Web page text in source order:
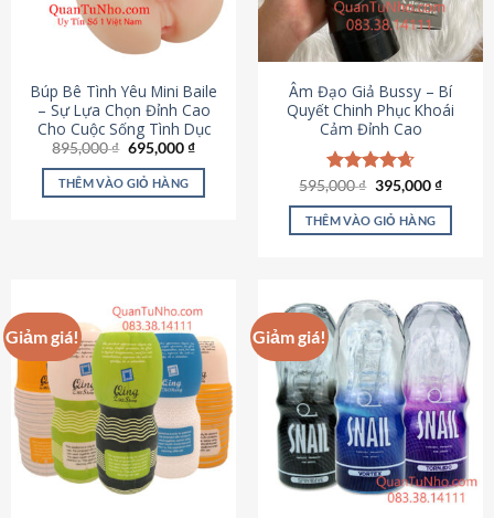
chọn
thể
chọn
trên
trang
sản
phẩm
Búp Bê Tình Yêu Mini Baile
– Sự Lựa Chọn Đỉnh Cao
Cho Cuộc Sống Tình Dục
895,000₫ Giá
là:
895,000 ₫.
695,000₫Giá
tại
THÊM VÀO GIỎ HÀNG
Âm Đạo Giả Bussy – Bí
Quyết Chinh Phục Khoái
Cảm Đỉnh Cao
Được xếp
hạng4.64
5 sao
595,000₫ Giá
là:
595,000 ₫.
395,000₫Giá
tại
THÊM VÀO GIỎ HÀNG
Giảm giá! Giảm giá!